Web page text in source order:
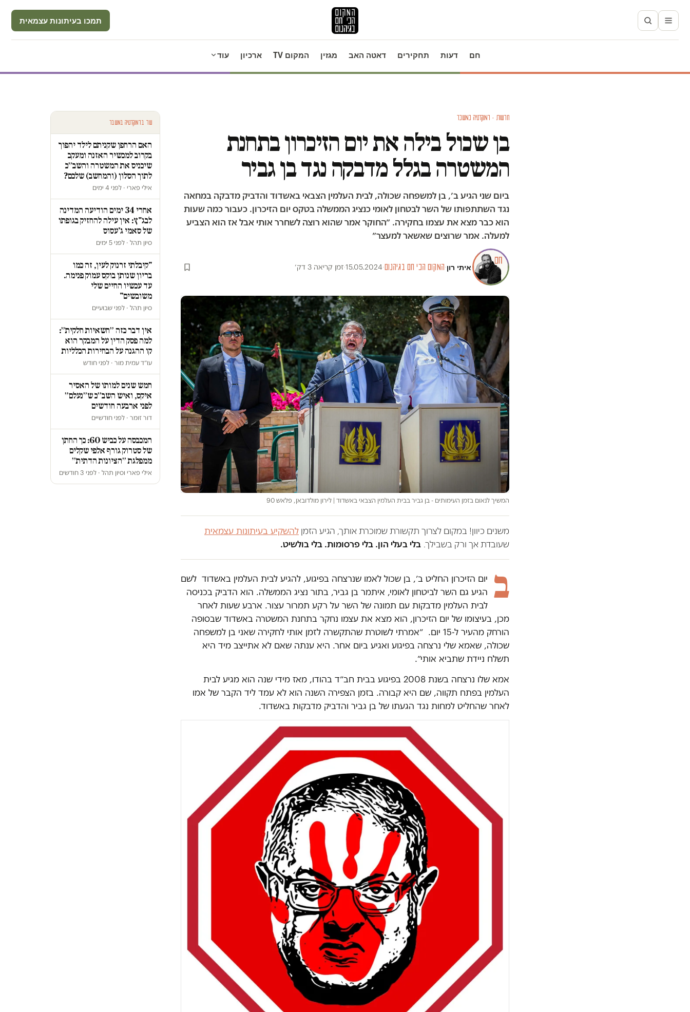
תמכו בעיתונות עצמאית
חם דעות תחקירים דאטה האב מגזין המקום TV ארכיון עוד
חדשות · דמוקרטיה במשבר
בן שכול בילה את יום הזיכרון בתחנת
המשטרה בגלל מדבקה נגד בן גביר
ביום שני הגיע ב׳, בן למשפחה שכולה, לבית העלמין הצבאי באשדוד והדביק מדבקה במחאה
נגד השתתפותו של השר לבטחון לאומי כנציג הממשלה בטקס יום הזיכרון. כעבור כמה שעות
הוא כבר מצא את עצמו בחקירה. ״החוקר אמר שהוא רוצה לשחרר אותי אבל אז הוא הצביע
למעלה. אמר שרוצים שאשאר למעצר״
איתי רון·המקום הכי חם בגיהנום·
15.05.2024
·זמן קריאה 3 דק׳
המשיך לנאום בזמן העימותים - בן גביר בבית העלמין הצבאי באשדוד | לירון מולדובאן, פלאש 90
משנים כיוון! במקום לצרוך תקשורת שמוכרת אותך, הגיע הזמן להשקיע בעיתונות עצמאית
שעובדת אך ורק בשבילך. בלי בעלי הון. בלי פרסומות. בלי בולשיט.
ב יום הזיכרון החליט ב׳, בן שכול לאמו שנרצחה בפיגוע, להגיע לבית העלמין באשדוד לשם
הגיע גם השר לביטחון לאומי, איתמר בן גביר, בתור נציג הממשלה. הוא הדביק בכניסה
לבית העלמין מדבקות עם תמונה של השר על רקע תמרור עצור. ארבע שעות לאחר
מכן, בעיצומו של יום הזיכרון, הוא מצא את עצמו נחקר בתחנת המשטרה באשדוד שבסופה
הורחק מהעיר ל-15 יום. ״אמרתי לשוטרת שהתקשרה לזמן אותי לחקירה שאני בן למשפחה
שכולה, שאמא שלי נרצחה בפיגוע ואגיע ביום אחר. היא ענתה שאם לא אתייצב מיד היא
תשלח ניידת שתביא אותי״.
אמא שלו נרצחה בשנת 2008 בפיגוע בבית חב״ד בהודו, מאז מידי שנה הוא מגיע לבית
העלמין בפתח תקווה, שם היא קבורה. בזמן הצפירה השנה הוא לא עמד ליד הקבר של אמו
לאחר שהחליט למחות נגד הגעתו של בן גביר והדביק מדבקות באשדוד.
עוד בדמוקרטיה במשבר
האם הרחפן שקניתם לילד יהפוך
בקרוב למכשיר האזנה ומעקב
שיכניס את המשטרה והשב״כ
לתוך הסלון (והמחשב) שלכם?
אילי פארי · לפני 4 ימים
אחרי 34 ימים הודיעה המדינה
לבג"ץ: אין עילה להחזיק בגופתו
של סאמי ג'עסוס
סיון תהל · לפני 5 ימים
"קיבלתי זרנוק לעין, זה כמו
בריון שנותן בוקס עמוק פנימה.
עד עכשיו החיים שלי
משובשים"
סיון תהל · לפני שבועיים
אין דבר כזה ״חשאיות חלקית״:
למה פסק הדין על המבקר הוא
קו ההגנה על הבחירות הכלליות
עו״ד עמית מור · לפני חודש
חמש שנים למותו של האסיר
איקס, ואיש השב״כ ש״נעלם״
לפני ארבעה חודשים
דור זומר · לפני חודשיים
המכבסה על כביש 60: כך החתן
של סטרוק גורף אלפי שקלים
ממפלגת ״הציונות הדתית״
אילי פארי וסיון תהל · לפני 3 חודשים